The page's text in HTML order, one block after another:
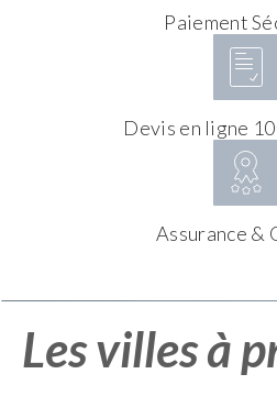
Paiement
Devis en ligne
Assurance &
Les villes à